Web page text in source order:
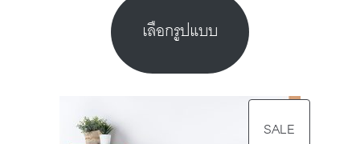
เลือกรูปแบบ
SALE